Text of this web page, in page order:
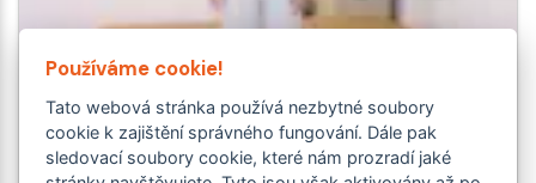
Používáme cookie!
Tato webová stránka používá nezbytné soubory
cookie k zajištění správného fungování. Dále pak
sledovací soubory cookie, které nám prozradí jaké